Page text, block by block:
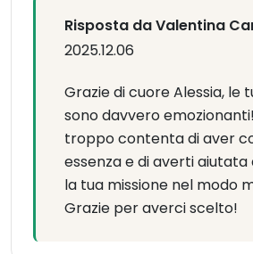
Risposta da Valentina
2025.12.06
Grazie di cuore Alessia, le
sono davvero
troppo contenta di aver
essenza e di averti
la tua missione nel modo
Grazie per averci scelto!